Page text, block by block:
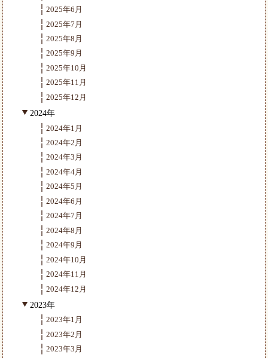
2025年6月
2025年7月
2025年8月
2025年9月
2025年10月
2025年11月
2025年12月
2024年
2024年1月
2024年2月
2024年3月
2024年4月
2024年5月
2024年6月
2024年7月
2024年8月
2024年9月
2024年10月
2024年11月
2024年12月
2023年
2023年1月
2023年2月
2023年3月